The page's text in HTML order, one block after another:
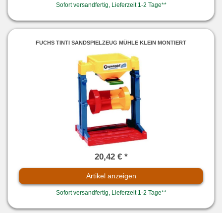
Sofort versandfertig, Lieferzeit 1-2 Tage**
FUCHS TINTI SANDSPIELZEUG MÜHLE KLEIN MONTIERT
20,42 € *
Artikel anzeigen
Sofort versandfertig, Lieferzeit 1-2 Tage**